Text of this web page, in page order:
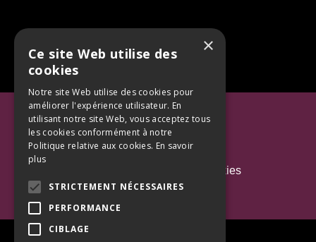
Mentions Légales
Politique de confidentialité
Politique d'utilisation des cookies
×
Ce site Web utilise des
cookies
Notre site Web utilise des cookies pour
améliorer l'expérience utilisateur. En
utilisant notre site Web, vous acceptez tous
les cookies conformément à notre
Politique relative aux cookies. En savoir
plus
STRICTEMENT NÉCESSAIRES
PERFORMANCE
CIBLAGE